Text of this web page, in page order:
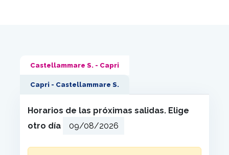
Castellammare S. - Capri
Capri - Castellammare S.
Horarios de las próximas salidas. Elige
otro día